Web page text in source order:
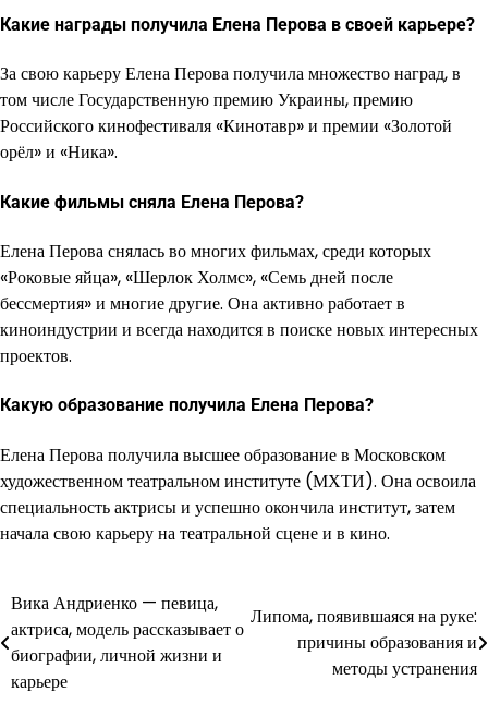
Какие награды получила Елена Перова в своей карьере?
За свою карьеру Елена Перова получила множество наград, в
том числе Государственную премию Украины, премию
Российского кинофестиваля «Кинотавр» и премии «Золотой
орёл» и «Ника».
Какие фильмы сняла Елена Перова?
Елена Перова снялась во многих фильмах, среди которых
«Роковые яйца», «Шерлок Холмс», «Семь дней после
бессмертия» и многие другие. Она активно работает в
киноиндустрии и всегда находится в поиске новых интересных
проектов.
Какую образование получила Елена Перова?
Елена Перова получила высшее образование в Московском
художественном театральном институте (МХТИ). Она освоила
специальность актрисы и успешно окончила институт, затем
начала свою карьеру на театральной сцене и в кино.
Навигация
по
записям
Вика Андриенко — певица,
актриса, модель рассказывает о
биографии, личной жизни и
карьере
Липома, появившаяся на руке:
причины образования и
методы устранения